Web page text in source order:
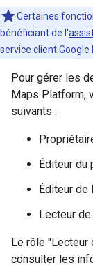
Certaines
bénéficiant de l'
service client
Pour gérer les
Maps Platform,
suivants :
Éditeur du
Éditeur de
Lecteur
Le rôle "Lecteur
consulter les